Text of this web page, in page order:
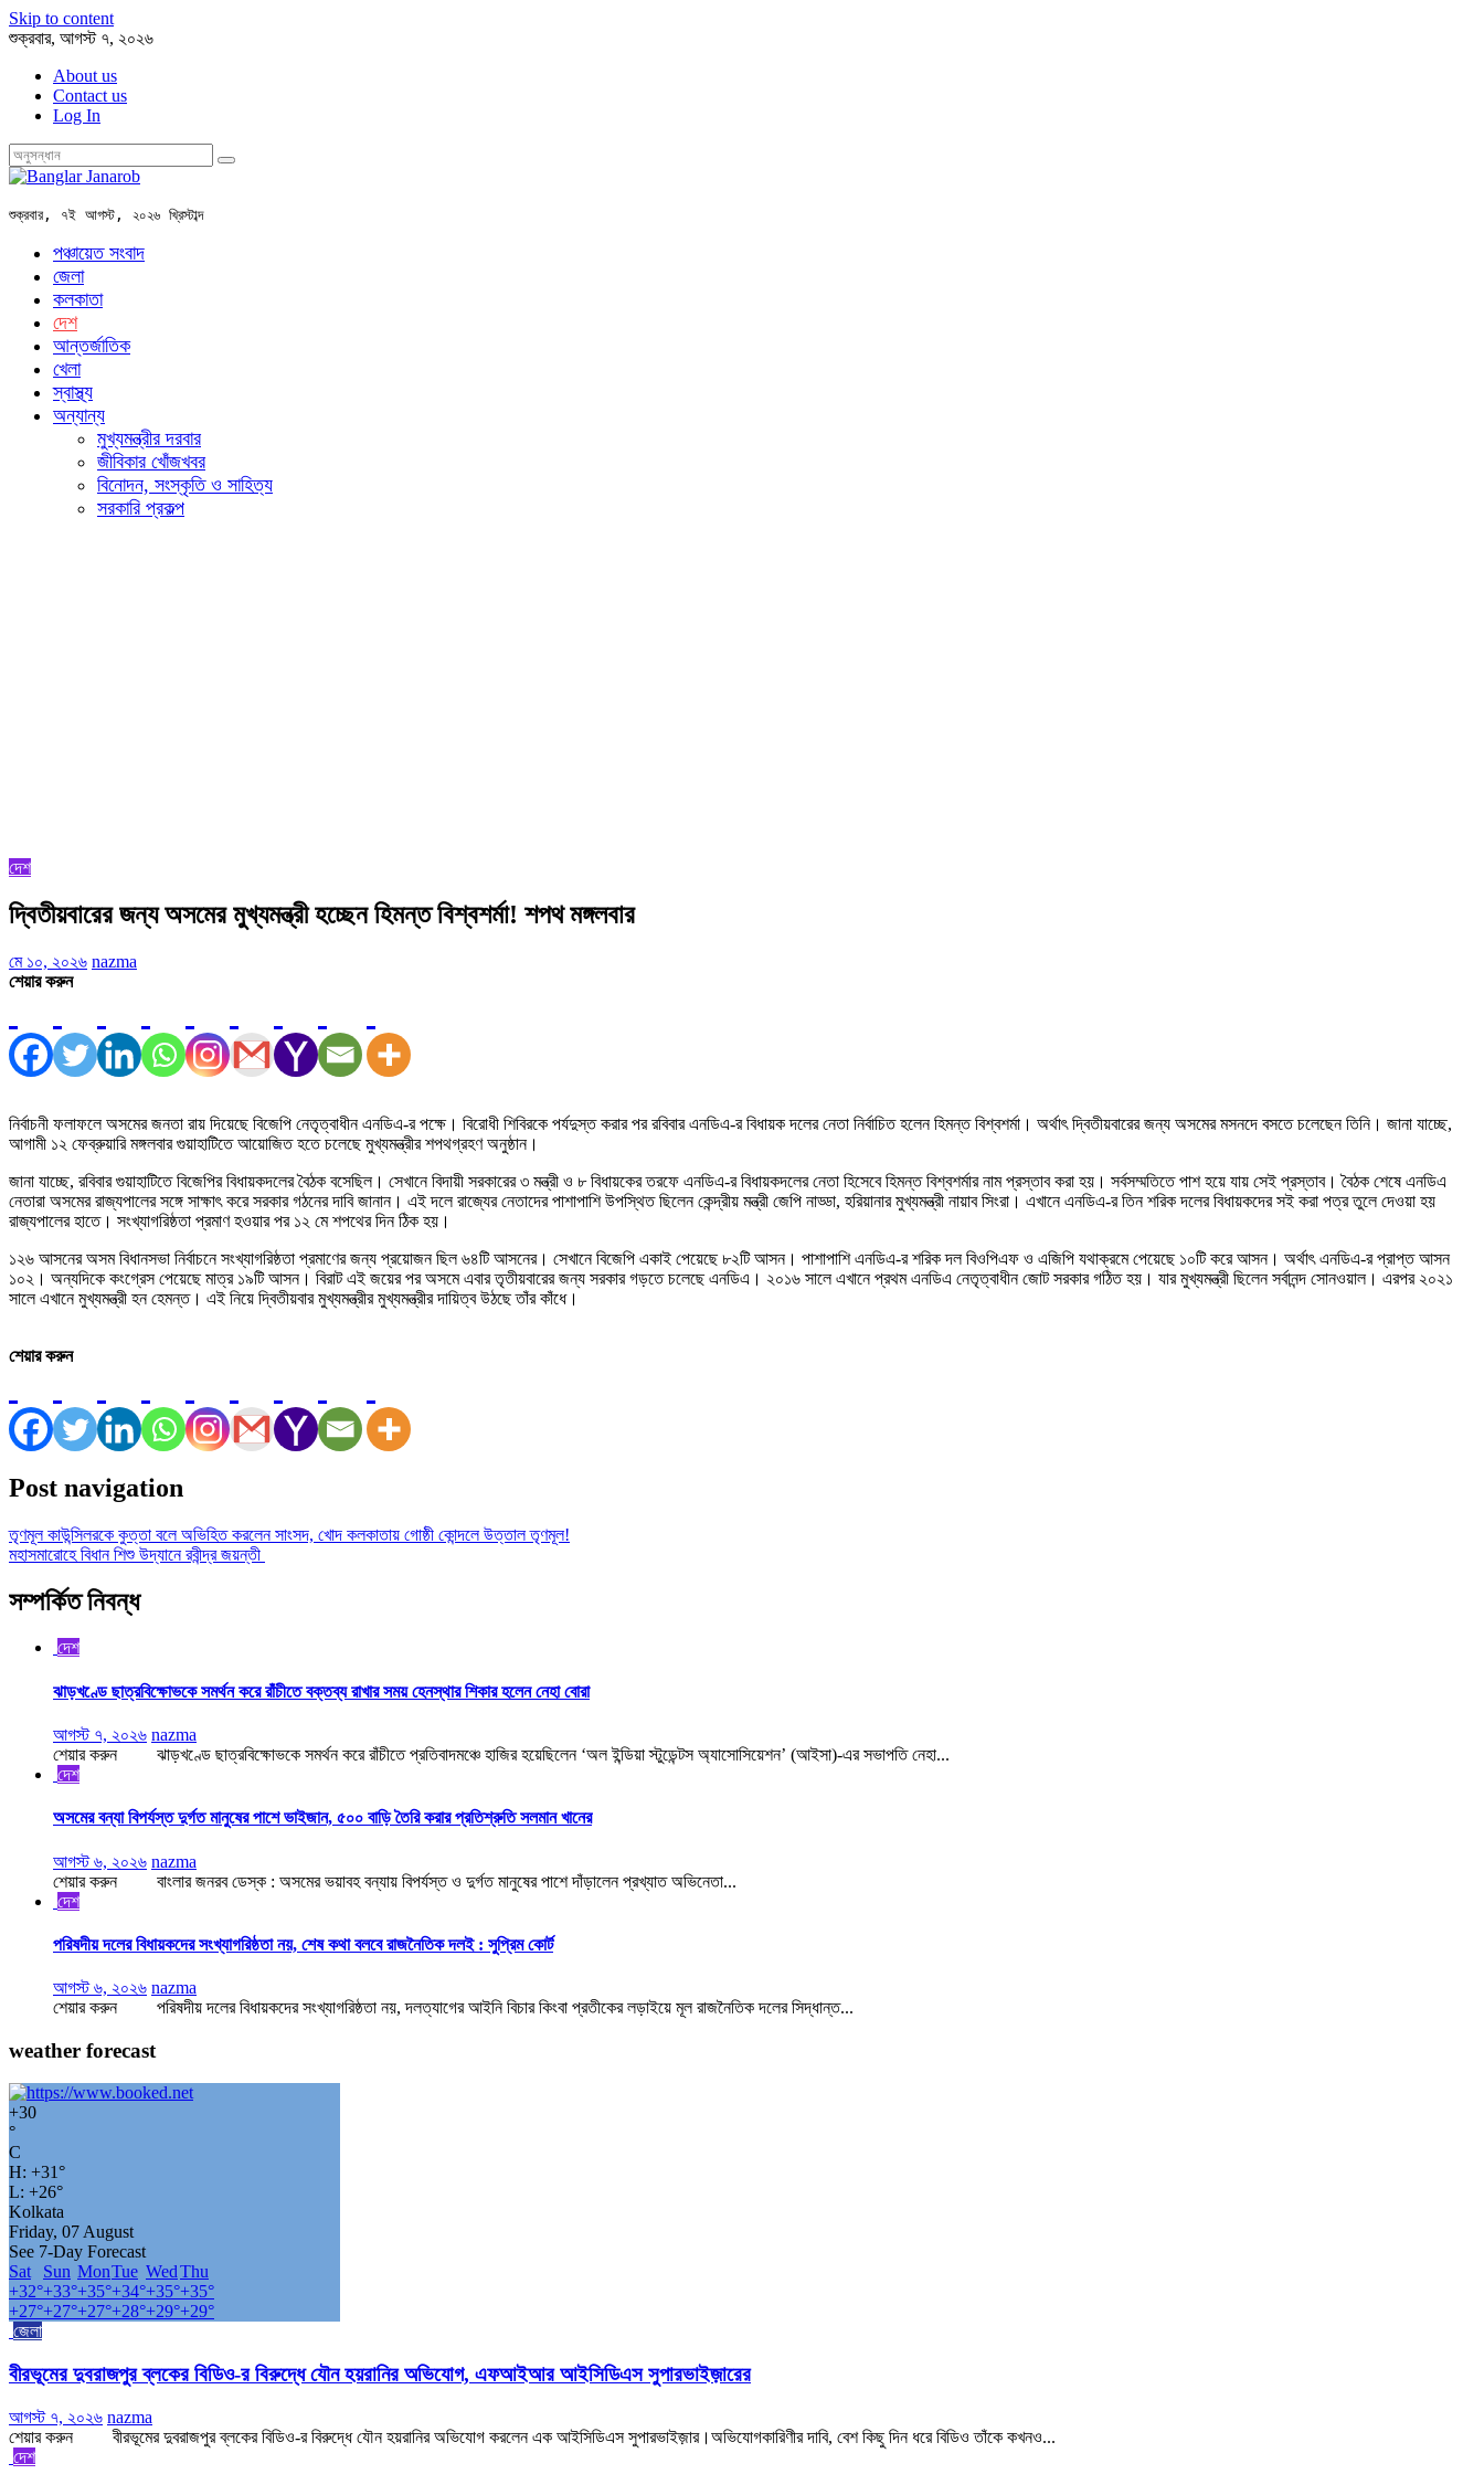
Skip to content
শুক্রবার, আগস্ট ৭, ২০২৬
About us
Contact us
Log In
শুক্রবার, ৭ই আগস্ট, ২০২৬ খ্রিস্টাব্দ
পঞ্চায়েত সংবাদ
জেলা
কলকাতা
দেশ
আন্তর্জাতিক
খেলা
স্বাস্থ্য
অন্যান্য
মুখ্যমন্ত্রীর দরবার
জীবিকার খোঁজখবর
বিনোদন, সংস্কৃতি ও সাহিত্য
সরকারি প্রকল্প
দেশ
দ্বিতীয়বারের জন্য অসমের মুখ্যমন্ত্রী হচ্ছেন হিমন্ত বিশ্বশর্মা! শপথ মঙ্গলবার
মে ১০, ২০২৬ nazma
শেয়ার করুন
নির্বাচনী ফলাফলে অসমের জনতা রায় দিয়েছে বিজেপি নেতৃত্বাধীন এনডিএ-র পক্ষে। বিরোধী শিবিরকে পর্যদুস্ত করার পর রবিবার এনডিএ-র বিধায়ক দলের নেতা নির্বাচিত হলেন হিমন্ত বিশ্বশর্মা। অর্থাৎ দ্বিতীয়বারের জন্য অসমের মসনদে বসতে চলেছেন তিনি। জানা যাচ্ছে,
আগামী ১২ ফেব্রুয়ারি মঙ্গলবার গুয়াহাটিতে আয়োজিত হতে চলেছে মুখ্যমন্ত্রীর শপথগ্রহণ অনুষ্ঠান।
জানা যাচ্ছে, রবিবার গুয়াহাটিতে বিজেপির বিধায়কদলের বৈঠক বসেছিল। সেখানে বিদায়ী সরকারের ৩ মন্ত্রী ও ৮ বিধায়কের তরফে এনডিএ-র বিধায়কদলের নেতা হিসেবে হিমন্ত বিশ্বশর্মার নাম প্রস্তাব করা হয়। সর্বসম্মতিতে পাশ হয়ে যায় সেই প্রস্তাব। বৈঠক শেষে এনডিএ
নেতারা অসমের রাজ্যপালের সঙ্গে সাক্ষাৎ করে সরকার গঠনের দাবি জানান। এই দলে রাজ্যের নেতাদের পাশাপাশি উপস্থিত ছিলেন কেন্দ্রীয় মন্ত্রী জেপি নাড্ডা, হরিয়ানার মুখ্যমন্ত্রী নায়াব সিংরা। এখানে এনডিএ-র তিন শরিক দলের বিধায়কদের সই করা পত্র তুলে দেওয়া হয়
রাজ্যপালের হাতে। সংখ্যাগরিষ্ঠতা প্রমাণ হওয়ার পর ১২ মে শপথের দিন ঠিক হয়।
১২৬ আসনের অসম বিধানসভা নির্বাচনে সংখ্যাগরিষ্ঠতা প্রমাণের জন্য প্রয়োজন ছিল ৬৪টি আসনের। সেখানে বিজেপি একাই পেয়েছে ৮২টি আসন। পাশাপাশি এনডিএ-র শরিক দল বিওপিএফ ও এজিপি যথাক্রমে পেয়েছে ১০টি করে আসন। অর্থাৎ এনডিএ-র প্রাপ্ত আসন
১০২। অন্যদিকে কংগ্রেস পেয়েছে মাত্র ১৯টি আসন। বিরাট এই জয়ের পর অসমে এবার তৃতীয়বারের জন্য সরকার গড়তে চলেছে এনডিএ। ২০১৬ সালে এখানে প্রথম এনডিএ নেতৃত্বাধীন জোট সরকার গঠিত হয়। যার মুখ্যমন্ত্রী ছিলেন সর্বানন্দ সোনওয়াল। এরপর ২০২১
সালে এখানে মুখ্যমন্ত্রী হন হেমন্ত। এই নিয়ে দ্বিতীয়বার মুখ্যমন্ত্রীর মুখ্যমন্ত্রীর দায়িত্ব উঠছে তাঁর কাঁধে।
শেয়ার করুন
Post navigation
তৃণমূল কাউন্সিলরকে কুত্তা বলে অভিহিত করলেন সাংসদ, খোদ কলকাতায় গোষ্ঠী কোন্দলে উত্তাল তৃণমূল!
মহাসমারোহে বিধান শিশু উদ্যানে রবীন্দ্র জয়ন্তী
সম্পর্কিত নিবন্ধ
দেশ
ঝাড়খণ্ডে ছাত্রবিক্ষোভকে সমর্থন করে রাঁচীতে বক্তব্য রাখার সময় হেনস্থার শিকার হলেন নেহা বোরা
আগস্ট ৭, ২০২৬ nazma
শেয়ার করুন ঝাড়খণ্ডে ছাত্রবিক্ষোভকে সমর্থন করে রাঁচীতে প্রতিবাদমঞ্চে হাজির হয়েছিলেন ‘অল ইন্ডিয়া স্টুডেন্টস অ্যাসোসিয়েশন’ (আইসা)-এর সভাপতি নেহা...
দেশ
অসমের বন্যা বিপর্যস্ত দুর্গত মানুষের পাশে ভাইজান, ৫০০ বাড়ি তৈরি করার প্রতিশ্রুতি সলমান খানের
আগস্ট ৬, ২০২৬ nazma
শেয়ার করুন বাংলার জনরব ডেস্ক : অসমের ভয়াবহ বন্যায় বিপর্যস্ত ও দুর্গত মানুষের পাশে দাঁড়ালেন প্রখ্যাত অভিনেতা...
দেশ
পরিষদীয় দলের বিধায়কদের সংখ্যাগরিষ্ঠতা নয়, শেষ কথা বলবে রাজনৈতিক দলই : সুপ্রিম কোর্ট
আগস্ট ৬, ২০২৬ nazma
শেয়ার করুন পরিষদীয় দলের বিধায়কদের সংখ্যাগরিষ্ঠতা নয়, দলত্যাগের আইনি বিচার কিংবা প্রতীকের লড়াইয়ে মূল রাজনৈতিক দলের সিদ্ধান্ত...
weather forecast
+30
°
C
H: +31°
L: +26°
Kolkata
Friday, 07 August
See 7-Day Forecast
Sat
Sun MonTue WedThu
+32°+33°+35°+34°+35°+35°
+27°+27°+27°+28°+29°+29°
জেলা
বীরভূমের দুবরাজপুর ব্লকের বিডিও-র বিরুদ্ধে যৌন হয়রানির অভিযোগ, এফআইআর আইসিডিএস সুপারভাইজ়ারের
আগস্ট ৭, ২০২৬ nazma
শেয়ার করুন বীরভূমের দুবরাজপুর ব্লকের বিডিও-র বিরুদ্ধে যৌন হয়রানির অভিযোগ করলেন এক আইসিডিএস সুপারভাইজ়ার।অভিযোগকারিণীর দাবি, বেশ কিছু দিন ধরে বিডিও তাঁকে কখনও...
দেশ